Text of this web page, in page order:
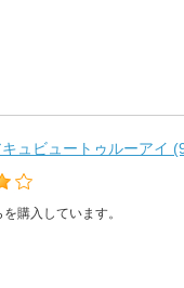
キュビュートゥルーアイ
購入しています。